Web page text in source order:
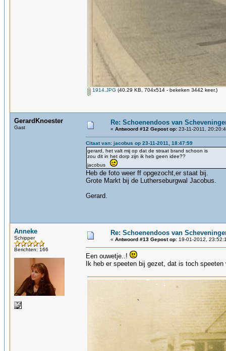
1914.JPG (40.29 KB, 704x514 - bekeken 3442 keer.)
GerardKnoester
Gast
Re: Schoenendoos van
« Antwoord #12 Gepost op: 23-11-2011,
Citaat van: jacobus op 23-11-2011, 18:47:59
gerard, het valt mij op dat de straat brand schoon is
zou dit in het dorp zijn ik heb geen idee??
jacobus
Heb de foto weer ff opgezocht,er staat bij.
Grote Markt bij de Lutherseburgwal Jacobus.
Gerard.
Anneke
Schipper
Berichten: 166
Re: Schoenendoos van
« Antwoord #13 Gepost op: 19-01-2012,
Een ouwetje..!
Ik heb er speeten bij gezet, dat is toch